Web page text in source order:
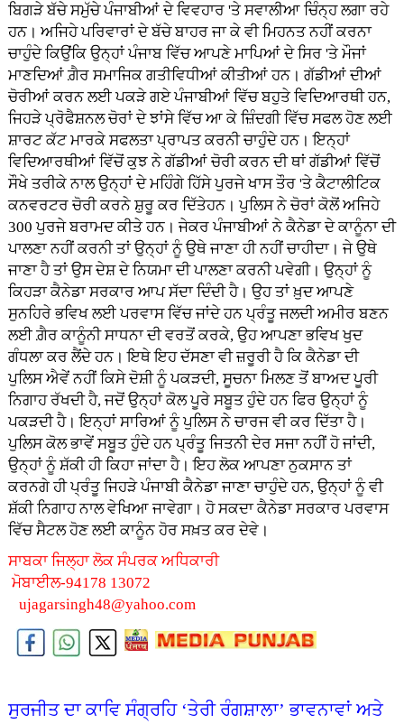
ਬਿਗੜੇ ਬੱਚੇ ਸਮੁੱਚੇ ਪੰਜਾਬੀਆਂ ਦੇ ਵਿਵਹਾਰ 'ਤੇ ਸਵਾਲੀਆ ਚਿੰਨ੍ਹ ਲਗਾ ਰਹੇ
ਹਨ। ਅਜਿਹੇ ਪਰਿਵਾਰਾਂ ਦੇ ਬੱਚੇ ਬਾਹਰ ਜਾ ਕੇ ਵੀ ਮਿਹਨਤ ਨਹੀਂ ਕਰਨਾ
ਚਾਹੁੰਦੇ ਕਿਉਂਕਿ ਉਨ੍ਹਾਂ ਪੰਜਾਬ ਵਿੱਚ ਆਪਣੇ ਮਾਪਿਆਂ ਦੇ ਸਿਰ 'ਤੇ ਮੌਜਾਂ
ਮਾਣਦਿਆਂ ਗ਼ੈਰ ਸਮਾਜਿਕ ਗਤੀਵਿਧੀਆਂ ਕੀਤੀਆਂ ਹਨ। ਗੱਡੀਆਂ ਦੀਆਂ
ਚੋਰੀਆਂ ਕਰਨ ਲਈ ਪਕੜੇ ਗਏ ਪੰਜਾਬੀਆਂ ਵਿੱਚ ਬਹੁਤੇ ਵਿਦਿਆਰਥੀ ਹਨ,
ਜਿਹੜੇ ਪ੍ਰੋਫੈਸ਼ਨਲ ਚੋਰਾਂ ਦੇ ਝਾਂਸੇ ਵਿੱਚ ਆ ਕੇ ਜ਼ਿੰਦਗੀ ਵਿੱਚ ਸਫਲ ਹੋਣ ਲਈ
ਸ਼ਾਰਟ ਕੱਟ ਮਾਰਕੇ ਸਫਲਤਾ ਪ੍ਰਾਪਤ ਕਰਨੀ ਚਾਹੁੰਦੇ ਹਨ। ਇਨ੍ਹਾਂ
ਵਿਦਿਆਰਥੀਆਂ ਵਿੱਚੋਂ ਕੁਝ ਨੇ ਗੱਡੀਆਂ ਚੋਰੀ ਕਰਨ ਦੀ ਥਾਂ ਗੱਡੀਆਂ ਵਿੱਚੋਂ
ਸੌਖੇ ਤਰੀਕੇ ਨਾਲ ਉਨ੍ਹਾਂ ਦੇ ਮਹਿੰਗੇ ਹਿੱਸੇ ਪੁਰਜੇ ਖਾਸ ਤੌਰ 'ਤੇ ਕੈਟਾਲੀਟਿਕ
ਕਨਵਰਟਰ ਚੋਰੀ ਕਰਨੇ ਸ਼ੁਰੂ ਕਰ ਦਿੱਤੇਹਨ। ਪੁਲਿਸ ਨੇ ਚੋਰਾਂ ਕੋਲੋਂ ਅਜਿਹੇ
300 ਪੁਰਜੇ ਬਰਾਮਦ ਕੀਤੇ ਹਨ। ਜੇਕਰ ਪੰਜਾਬੀਆਂ ਨੇ ਕੈਨੇਡਾ ਦੇ ਕਾਨੂੰਨਾ ਦੀ
ਪਾਲਣਾ ਨਹੀਂ ਕਰਨੀ ਤਾਂ ਉਨ੍ਹਾਂ ਨੂੰ ਉਥੇ ਜਾਣਾ ਹੀ ਨਹੀਂ ਚਾਹੀਦਾ। ਜੇ ਉਥੇ
ਜਾਣਾ ਹੈ ਤਾਂ ਉਸ ਦੇਸ਼ ਦੇ ਨਿਯਮਾ ਦੀ ਪਾਲਣਾ ਕਰਨੀ ਪਵੇਗੀ। ਉਨ੍ਹਾਂ ਨੂੰ
ਕਿਹੜਾ ਕੈਨੇਡਾ ਸਰਕਾਰ ਆਪ ਸੱਦਾ ਦਿੰਦੀ ਹੈ। ਉਹ ਤਾਂ ਖ਼ੁਦ ਆਪਣੇ
ਸੁਨਹਿਰੇ ਭਵਿਖ ਲਈ ਪਰਵਾਸ ਵਿੱਚ ਜਾਂਦੇ ਹਨ ਪ੍ਰੰਤੂ ਜਲਦੀ ਅਮੀਰ ਬਣਨ
ਲਈ ਗ਼ੈਰ ਕਾਨੂੰਨੀ ਸਾਧਨਾ ਦੀ ਵਰਤੋਂ ਕਰਕੇ, ਉਹ ਆਪਣਾ ਭਵਿਖ ਖੁਦ
ਗੰਧਲਾ ਕਰ ਲੈਂਦੇ ਹਨ। ਇਥੇ ਇਹ ਦੱਸਣਾ ਵੀ ਜ਼ਰੂਰੀ ਹੈ ਕਿ ਕੈਨੇਡਾ ਦੀ
ਪੁਲਿਸ ਐਵੇਂ ਨਹੀਂ ਕਿਸੇ ਦੋਸ਼ੀ ਨੂੰ ਪਕੜਦੀ, ਸੂਚਨਾ ਮਿਲਣ ਤੋਂ ਬਾਅਦ ਪੂਰੀ
ਨਿਗਾਹ ਰੱਖਦੀ ਹੈ, ਜਦੋਂ ਉਨ੍ਹਾਂ ਕੋਲ ਪੂਰੇ ਸਬੂਤ ਹੁੰਦੇ ਹਨ ਫਿਰ ਉਨ੍ਹਾਂ ਨੂੰ
ਪਕੜਦੀ ਹੈ। ਇਨ੍ਹਾਂ ਸਾਰਿਆਂ ਨੂੰ ਪੁਲਿਸ ਨੇ ਚਾਰਜ ਵੀ ਕਰ ਦਿੱਤਾ ਹੈ।
ਪੁਲਿਸ ਕੋਲ ਭਾਵੇਂ ਸਬੂਤ ਹੁੰਦੇ ਹਨ ਪ੍ਰੰਤੂ ਜਿਤਨੀ ਦੇਰ ਸਜਾ ਨਹੀਂ ਹੋ ਜਾਂਦੀ,
ਉਨ੍ਹਾਂ ਨੂੰ ਸ਼ੱਕੀ ਹੀ ਕਿਹਾ ਜਾਂਦਾ ਹੈ। ਇਹ ਲੋਕ ਆਪਣਾ ਨੁਕਸਾਨ ਤਾਂ
ਕਰਨਗੇ ਹੀ ਪ੍ਰੰਤੂ ਜਿਹੜੇ ਪੰਜਾਬੀ ਕੈਨੇਡਾ ਜਾਣਾ ਚਾਹੁੰਦੇ ਹਨ, ਉਨ੍ਹਾਂ ਨੂੰ ਵੀ
ਸ਼ੱਕੀ ਨਿਗਾਹ ਨਾਲ ਵੇਖਿਆ ਜਾਵੇਗਾ। ਹੋ ਸਕਦਾ ਕੈਨੇਡਾ ਸਰਕਾਰ ਪਰਵਾਸ
ਵਿੱਚ ਸੈਟਲ ਹੋਣ ਲਈ ਕਾਨੂੰਨ ਹੋਰ ਸਖ਼ਤ ਕਰ ਦੇਵੇ।
ਸਾਬਕਾ ਜਿਲ੍ਹਾ ਲੋਕ ਸੰਪਰਕ ਅਧਿਕਾਰੀ
ਮੋਬਾਈਲ-94178 13072
ujagarsingh48@yahoo.com
ਸੁਰਜੀਤ ਦਾ ਕਾਵਿ ਸੰਗ੍ਰਹਿ ‘ਤੇਰੀ ਰੰਗਸ਼ਾਲਾ’ ਭਾਵਨਾਵਾਂ ਅਤੇ